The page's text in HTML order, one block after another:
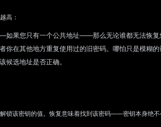
高：
果您只有一个公共地址——那么无论谁都无法恢复
你在其他地方重复使用过的旧密码。哪怕只是模糊的
候选地址是否正确。
锁该密钥的值。恢复意味着找到该密码——密钥本身绝不